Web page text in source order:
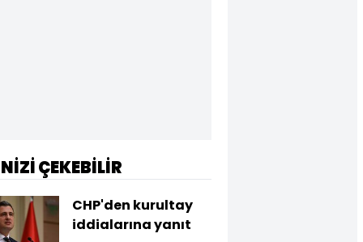
ÇEKEBİLİR
CHP'den kurultay
iddialarına yanıt